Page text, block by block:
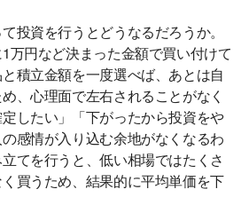
投資を行うとどうなるだろうか。
万円など決まった金額で買い付けて
積立金額を一度選べば、あとは自
、心理面で左右されることがなく
したい」「下がったから投資をや
感情が入り込む余地がなくなるわ
てを行うと、低い相場ではたくさ
買うため、結果的に平均単価を下